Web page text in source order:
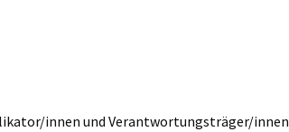
innen und Verantwortungsträger/innen